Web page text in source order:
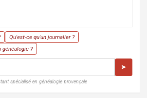
Qu'est-ce qu'un journalier ?
généalogie ?
➤
spécialisé en généalogie provençale